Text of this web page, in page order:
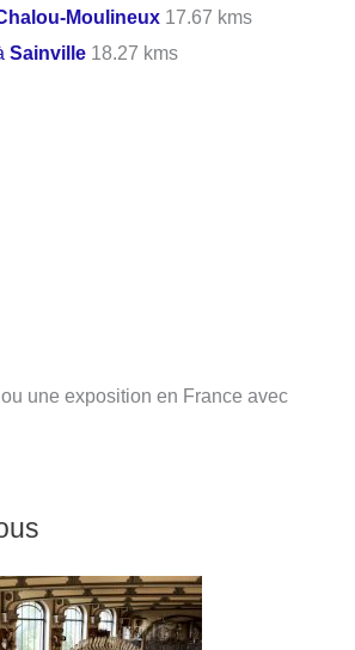
Moulineux 17.67 kms
Sainville 18.27 kms
une exposition en France avec